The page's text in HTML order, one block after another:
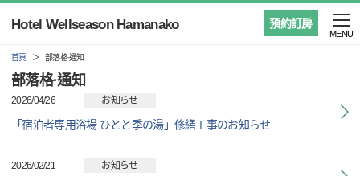
預約訂房
Hotel Wellseason Hamanako
MENU
首頁 部落格·通知
部落格·通知
2026/04/26 お知らせ
「宿泊者専用浴場 ひとと季の湯」修繕工事のお知らせ
2026/02/21 お知らせ